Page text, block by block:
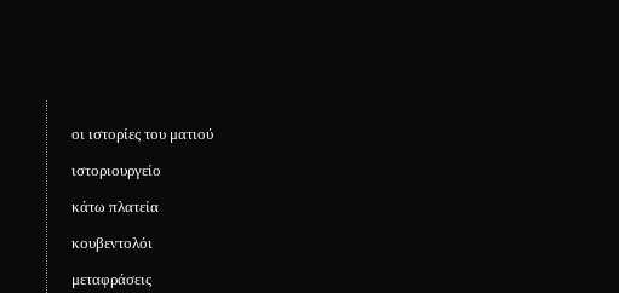
οι ιστορίες του ματιού
ιστοριουργείο
κάτω πλατεία
κουβεντολόι
μεταφράσεις